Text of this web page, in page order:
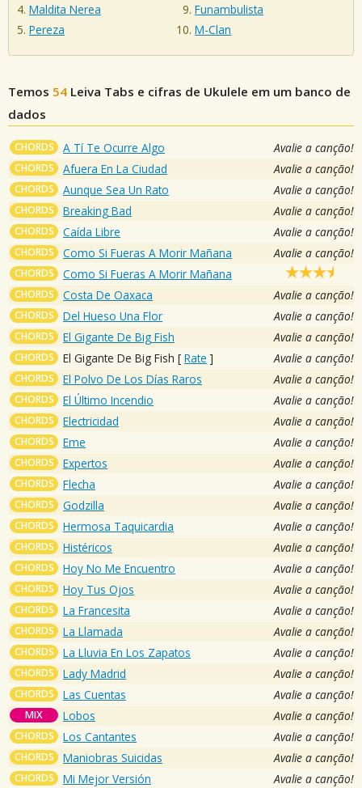
Maldita Nerea
Pereza
Funambulista
M-Clan
Temos 54 Leiva Tabs e cifras de Ukulele em um banco de
dados
CHORDS A Tí Te Ocurre Algo Avalie a canção!
CHORDS Afuera En La Ciudad Avalie a canção!
CHORDS Aunque Sea Un Rato Avalie a canção!
CHORDS Breaking Bad Avalie a canção!
CHORDS Caída Libre Avalie a canção!
CHORDS Como Si Fueras A Morir Mañana Avalie a canção!
CHORDS Como Si Fueras A Morir Mañana
CHORDS Costa De Oaxaca Avalie a canção!
CHORDS Del Hueso Una Flor Avalie a canção!
CHORDS El Gigante De Big Fish Avalie a canção!
CHORDS El Gigante De Big Fish [ Rate ] Avalie a canção!
CHORDS El Polvo De Los Días Raros Avalie a canção!
CHORDS El Último Incendio Avalie a canção!
CHORDS Electricidad Avalie a canção!
CHORDS Eme Avalie a canção!
CHORDS Expertos Avalie a canção!
CHORDS Flecha Avalie a canção!
CHORDS Godzilla Avalie a canção!
CHORDS Hermosa Taquicardia Avalie a canção!
CHORDS Histéricos Avalie a canção!
CHORDS Hoy No Me Encuentro Avalie a canção!
CHORDS Hoy Tus Ojos Avalie a canção!
CHORDS La Francesita Avalie a canção!
CHORDS La Llamada Avalie a canção!
CHORDS La Lluvia En Los Zapatos Avalie a canção!
CHORDS Lady Madrid Avalie a canção!
CHORDS Las Cuentas Avalie a canção!
MIX Lobos Avalie a canção!
CHORDS Los Cantantes Avalie a canção!
CHORDS Maniobras Suicidas Avalie a canção!
CHORDS Mi Mejor Versión Avalie a canção!